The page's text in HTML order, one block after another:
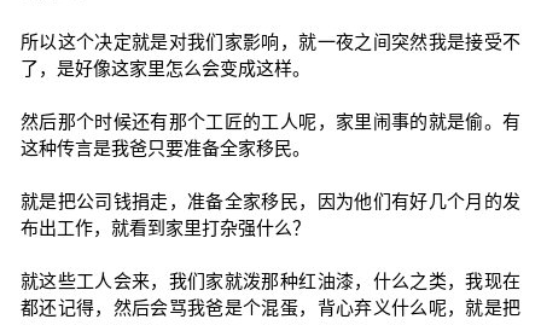
所以这个决定就是对我们家影响，就一夜之间突然我是接受不
了，是好像这家里怎么会变成这样。
然后那个时候还有那个工匠的工人呢，家里闹事的就是偷。有
这种传言是我爸只要准备全家移民。
就是把公司钱捐走，准备全家移民，因为他们有好几个月的发
布出工作，就看到家里打杂强什么？
就这些工人会来，我们家就泼那种红油漆，什么之类，我现在
都还记得，然后会骂我爸是个混蛋，背心弃义什么呢，就是把